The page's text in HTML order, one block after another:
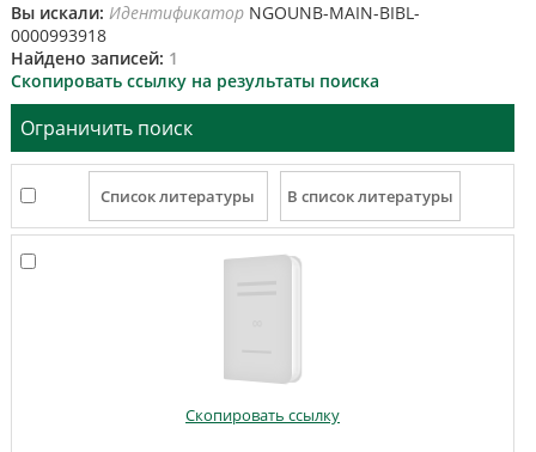
Вы искали: ИдентификаторNGOUNB-MAIN-BIBL-
0000993918
Найдено записей: 1
Скопировать ссылку на результаты поиска
Ограничить поиск
Скопировать ссылку